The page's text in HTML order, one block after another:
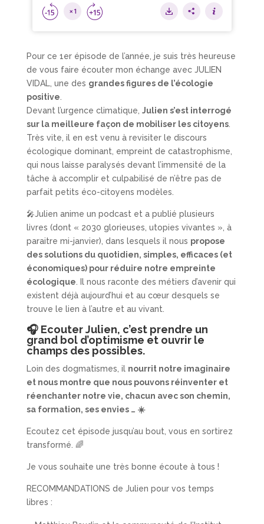
Pour ce 1er épisode de l’année, je suis très heureuse
de vous faire écouter mon échange avec JULIEN
VIDAL, une des grandes figures de l’écologie
positive
Devant l’urgence climatique, Julien s’est interrogé
sur la meilleure façon de mobiliser les citoyens.
Très vite, il en est venu à revisiter le discours
écologique dominant, empreint de catastrophisme,
qui nous laisse paralysés devant l’immensité de la
tâche à accomplir et culpabilisé de n’être pas de
parfait petits éco-citoyens modèles.
🎤Julien anime un podcast et a publié plusieurs
livres (dont « 2030 glorieuses, utopies vivantes », à
paraitre mi-janvier), dans lesquels il nous propose
des solutions du quotidien, simples, efficaces (et
économiques) pour réduire notre empreinte
écologique . Il nous raconte des métiers d’avenir qui
existent déjà aujourd’hui et au cœur desquels se
trouve le lien à l’autre et au vivant.
🎧 Ecouter Julien, c’est prendre un
grand bol d’optimisme et ouvrir le
champs des possibles.
Loin des dogmatismes, il nourrit notre imaginaire
et nous montre que nous pouvons réinventer et
réenchanter notre vie, chacun avec son chemin,
sa formation, ses envies … ☀️
Ecoutez cet épisode jusqu’au bout, vous en sortirez
transformé. 🌈
Je vous souhaite une très bonne écoute à tous !
RECOMMANDATIONS de Julien pour vos temps
libres :